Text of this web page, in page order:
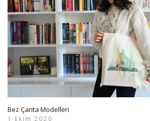
Bez Çanta Modelleri
1 Ekim 2020